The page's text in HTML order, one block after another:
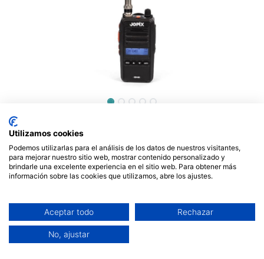
Emisor portátil CB walkie
Multinorma Jopix. Mod. CB-
80
Utilizamos cookies
Podemos utilizarlas para el análisis de los datos de nuestros visitantes,
para mejorar nuestro sitio web, mostrar contenido personalizado y
brindarle una excelente experiencia en el sitio web. Para obtener más
información sobre las cookies que utilizamos, abre los ajustes.
Aceptar todo Rechazar
No, ajustar